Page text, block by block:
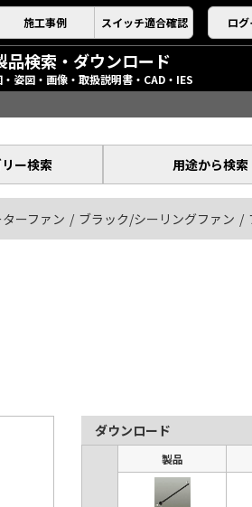
施工事例 スイッチ適合確認 ロ
品検索・ダウンロード
姿図・画像・取扱説明書・CAD・IES
ー検索 用途から検索
ーファン ブラック/シーリングファン
ダウンロード
製品